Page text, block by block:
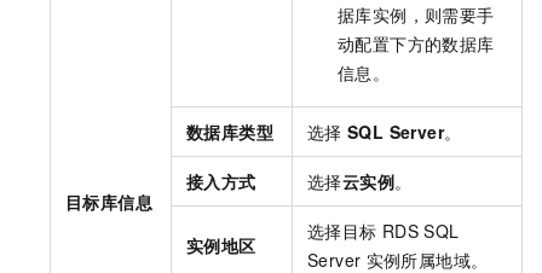
目标库信息
据库实例，则需要手
动配置下方的数据库
信息。
数据库类型 选择 SQL Server。
接入方式 选择云实例。
实例地区
选择目标 RDS SQL
Server 实例所属地域。